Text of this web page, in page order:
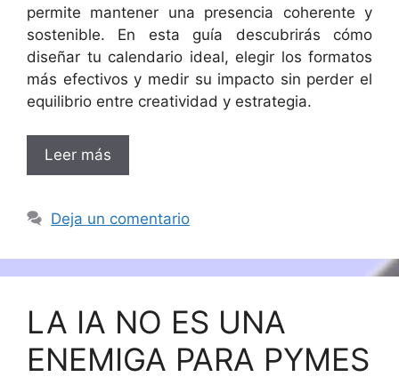
permite mantener una presencia coherente y
sostenible. En esta guía descubrirás cómo
diseñar tu calendario ideal, elegir los formatos
más efectivos y medir su impacto sin perder el
equilibrio entre creatividad y estrategia.
Leer más
Deja un comentario
LA IA NO ES UNA
ENEMIGA PARA PYMES